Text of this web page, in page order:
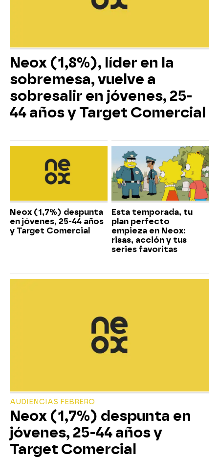
Neox (1,8%), líder en la
sobremesa, vuelve a
sobresalir en jóvenes, 25-
44 años y Target Comercial
Neox (1,7%) despunta
en jóvenes, 25-44 años
y Target Comercial
Esta temporada, tu
plan perfecto
empieza en Neox:
risas, acción y tus
series favoritas
AUDIENCIAS FEBRERO
Neox (1,7%) despunta en
jóvenes, 25-44 años y
Target Comercial